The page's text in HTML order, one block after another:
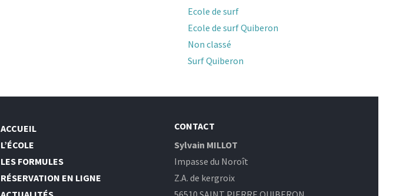
Ecole de surf
Ecole de surf Quiberon
Non classé
Surf Quiberon
ACCUEIL
L’ÉCOLE
LES FORMULES
RÉSERVATION EN LIGNE
CONTACT
Sylvain MILLOT
Impasse du Noroît
Z.A. de kergroix